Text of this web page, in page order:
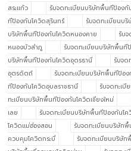
สระแก้ว
รับจดทะเบียนบริษัทพื้นทีป้องกั
ทีป้องกันโควิดสุรินทร์
รับจดทะเบียนบ
บริษัทพื้นทีป้องกันโควิดหนองคาย
รับ
หนองบัวลำภู
รับจดทะเบียนบริษัทพื้นที
บริษัทพื้นทีป้องกันโควิดอุดรธานี
รับจด
อุตรดิตถ์
รับจดทะเบียนบริษัทพื้นทีป้อ
ทีป้องกันโควิดอุบลราชธานี
รับจดทะเบี
ทะเบียนบริษัทพื้นทีป้องกันโควิดเชียงใหม่
เลย
รับจดทะเบียนบริษัทพื้นทีป้องกันโ
โควิดแม่ฮ่องสอน
รับจดทะเบียนบริษัท
ควบคุมโควิดกระบี่
รับจดทะเบียนบริษั